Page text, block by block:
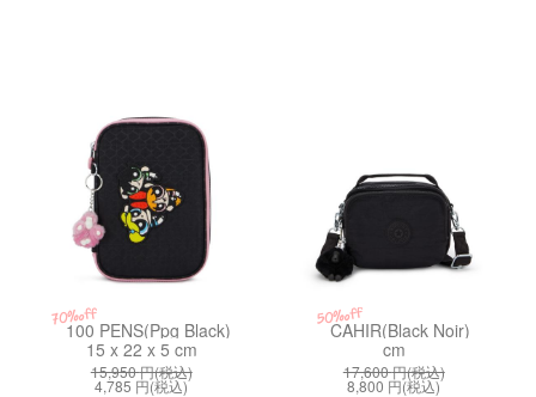
70%off
100 PENS(Ppg Black)
15 x 22 x 5 cm
15,950円(税込)
4,785 円(税込)
50%off
CAHIR(Black Noir)
cm
17,600円(税込)
8,800 円(税込)